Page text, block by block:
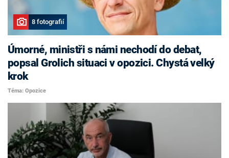
8 fotografií
Úmorné, ministři s námi nechodí do debat,
popsal Grolich situaci v opozici. Chystá velký
krok
Téma: Opozice